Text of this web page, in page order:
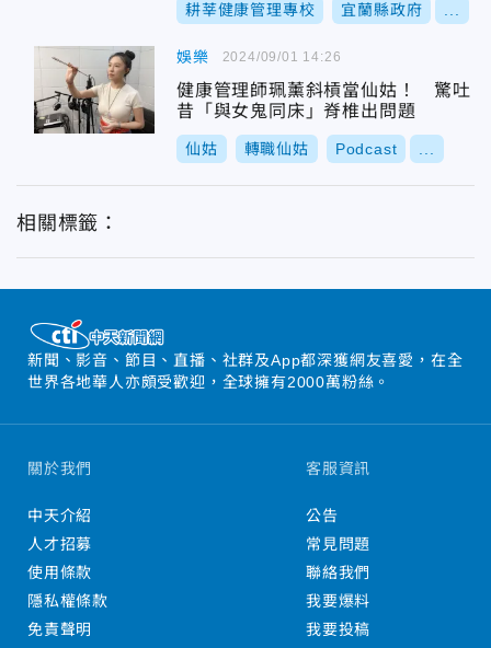
耕莘健康管理專校 宜蘭縣政府
娛樂
健康管理師珮薰斜槓當仙姑！ 驚吐
昔「與女鬼同床」脊椎出問題
仙姑 轉職仙姑 Podcast
2024/09/01 14:26
相關標籤：
新聞、影音、節目、直播、社群及App都深獲網友喜愛，在全
世界各地華人亦頗受歡迎，全球擁有2000萬粉絲。
關於我們
中天介紹
人才招募
使用條款
隱私權條款
免責聲明
客服資訊
公告
常見問題
聯絡我們
我要爆料
我要投稿